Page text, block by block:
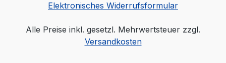
Elektronisches Widerrufsformular
Alle Preise inkl. gesetzl. Mehrwertsteuer zzgl.
Versandkosten